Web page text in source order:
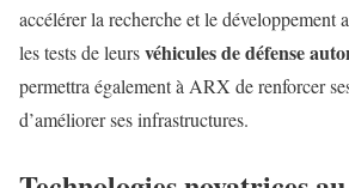
accélérer la recherche et le développement
les tests de leursvéhicules de défense
permettra également à ARX de renforcer
d’améliorer ses infrastructures.